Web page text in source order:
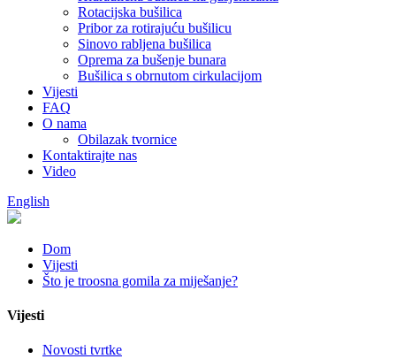
Rotacijska bušilica
Pribor za rotirajuću bušilicu
Sinovo rabljena bušilica
Oprema za bušenje bunara
Bušilica s obrnutom cirkulacijom
Vijesti
FAQ
O nama
Obilazak tvornice
Kontaktirajte nas
Video
English
Dom
Vijesti
Što je troosna gomila za miješanje?
Vijesti
Novosti tvrtke